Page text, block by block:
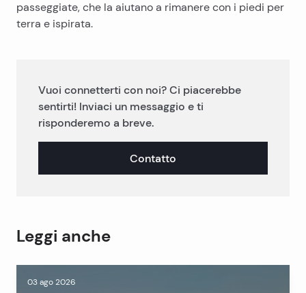
passeggiate, che la aiutano a rimanere con i piedi per
terra e ispirata.
Vuoi connetterti con noi? Ci piacerebbe
sentirti! Inviaci un messaggio e ti
risponderemo a breve.
Contatto
Leggi anche
03 ago 2026